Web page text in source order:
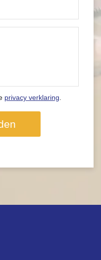
privacy verklaring